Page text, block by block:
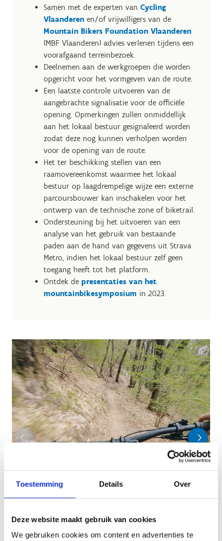
Toestemming Details Over
Deze website maakt gebruik van cookies
We gebruiken cookies om content en advertenties te
Samen met de experten van Cycling
Vlaanderen en/of vrijwilligers van de
Mountain Bikers Foundation Vlaanderen
(MBF Vlaanderen) advies verlenen tijdens een
voorafgaand terreinbezoek.
Deelnemen aan de werkgroepen die worden
opgericht voor het vormgeven van de route.
Een laatste controle uitvoeren van de
aangebrachte signalisatie voor de officiële
opening. Opmerkingen zullen onmiddellijk
aan het lokaal bestuur gesignaleerd worden
zodat deze nog kunnen verholpen worden
voor de opening van de route.
Het ter beschikking stellen van een
raamovereenkomst waarmee het lokaal
bestuur op laagdrempelige wijze een externe
parcoursbouwer kan inschakelen voor het
ontwerp van de technische zone of biketrail.
Ondersteuning bij het uitvoeren van een
analyse van het gebruik van bestaande
paden aan de hand van gegevens uit Strava
Metro, indien het lokaal bestuur zelf geen
toegang heeft tot het platform.
Ontdek de presentaties van het
mountainbikesymposium in 2023.